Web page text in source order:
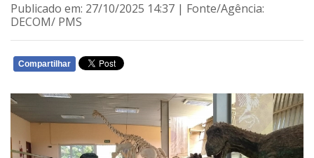
Publicado em: 27/10/2025 14:37 | Fonte/Agência:
DECOM/ PMS
Compartilhar